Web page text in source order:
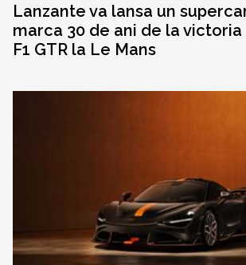
Lanzante va lansa un
marca 30 de ani de la
F1 GTR la Le Mans